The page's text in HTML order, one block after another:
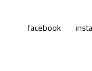
facebook